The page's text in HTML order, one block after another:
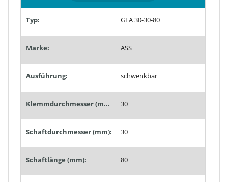
Typ: GLA 30-30-80
Marke: ASS
Ausführung: schwenkbar
Klemmdurchmesser (mm): 30
Schaftdurchmesser (mm): 30
Schaftlänge (mm): 80